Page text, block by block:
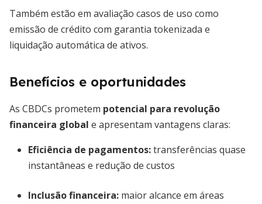
Também estão em avaliação casos de uso como
emissão de crédito com garantia tokenizada e
liquidação automática de ativos.
Benefícios e oportunidades
As CBDCs prometem potencial para revolução
financeira global e apresentam vantagens claras:
Eficiência de pagamentos:transferências quase
instantâneas e redução de custos
Inclusão financeira: maior alcance em áreas